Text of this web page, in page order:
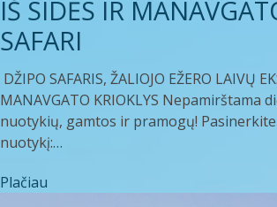
IŠ SIDĖS IR
SAFARI
DŽIPO SAFARIS, ŽALIOJO EŽERO LAIVŲ
MANAVGATO KRIOKLYS Nepamirštama
nuotykių, gamtos ir pramogų!
nuotykį:…
Plačiau